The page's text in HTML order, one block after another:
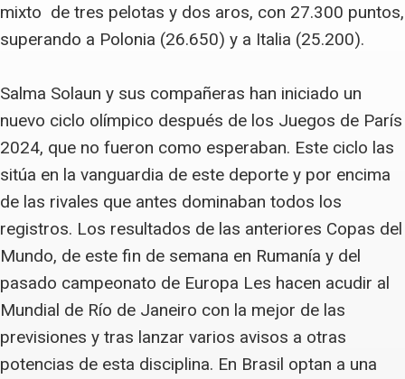
mixto de tres pelotas y dos aros, con 27.300 puntos,
superando a Polonia (26.650) y a Italia (25.200).
Salma Solaun y sus compañeras han iniciado un
nuevo ciclo olímpico después de los Juegos de París
2024, que no fueron como esperaban. Este ciclo las
sitúa en la vanguardia de este deporte y por encima
de las rivales que antes dominaban todos los
registros. Los resultados de las anteriores Copas del
Mundo, de este fin de semana en Rumanía y del
pasado campeonato de Europa Les hacen acudir al
Mundial de Río de Janeiro con la mejor de las
previsiones y tras lanzar varios avisos a otras
potencias de esta disciplina. En Brasil optan a una